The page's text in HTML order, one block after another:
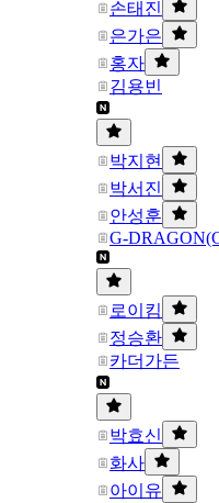
손태진
은가은
홍자
김용빈
박지현
박서진
안성훈
G-
로이킴
정승환
카더가든
박효신
화사
아이유